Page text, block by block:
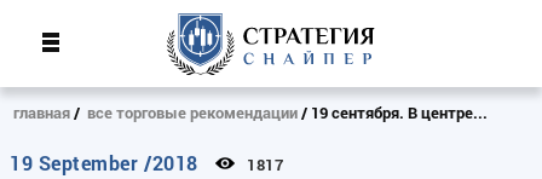
главная все торговые рекомендации 19 сентября. В центре...
19 September /2018 1817